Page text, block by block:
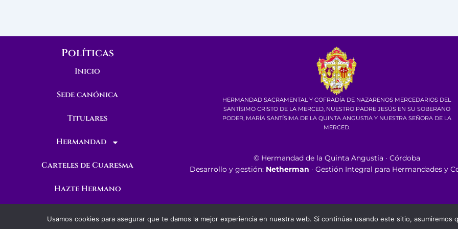
Políticas
Inicio
Sede canónica
Titulares
Hermandad
Carteles de Cuaresma
Hazte Hermano
HERMANDAD SACRAMENTAL Y COFRADÍA DE NAZARENOS MERCEDARIOS DEL
SANTÍSIMO CRISTO DE LA MERCED, NUESTRO PADRE JESÚS EN SU SOBERANO
PODER, MARÍA SANTÍSIMA DE LA QUINTA ANGUSTIA Y NUESTRA SEÑORA DE LA
MERCED.
© Hermandad de la Quinta Angustia · Córdoba
Desarrollo y gestión: Netherman · Gestión Integral para Hermandades y
Usamos cookies para asegurar que te damos la mejor experiencia en nuestra web. Si continúas usando este sitio, asumiremos